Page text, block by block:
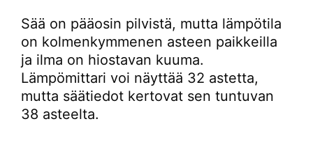
Sää on pääosin pilvistä, mutta lämpötila
on kolmenkymmenen asteen paikkeilla
ja ilma on hiostavan kuuma.
Lämpömittari voi näyttää 32 astetta,
mutta säätiedot kertovat sen tuntuvan
38 asteelta.